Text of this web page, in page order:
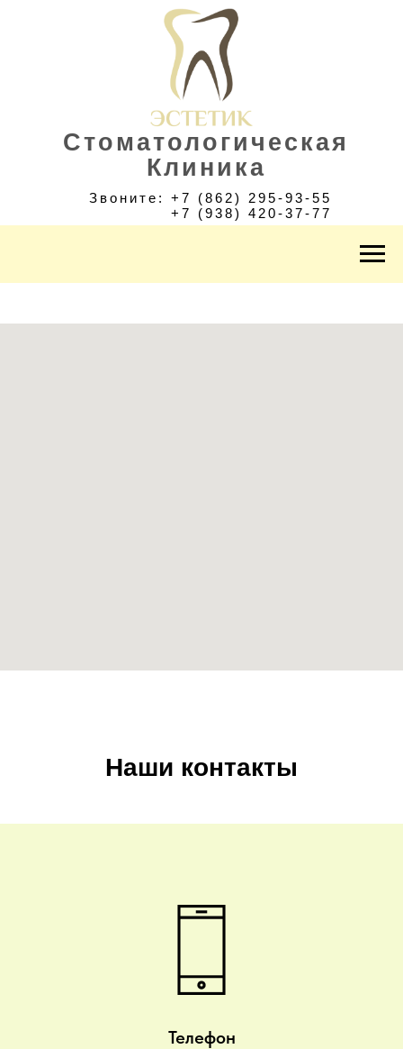
Стоматологическая
Клиника
Звоните: +7 (862) 295-93-55
+7 (938) 420-37-77
Наши контакты
Телефон